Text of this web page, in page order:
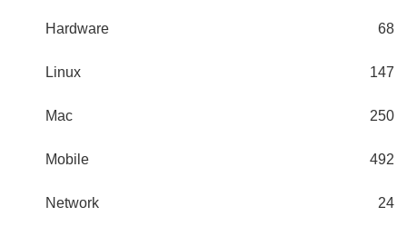
Hardware 68
Linux 147
Mac 250
Mobile 492
Network 24